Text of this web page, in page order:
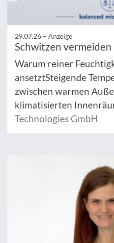
29.07.26 – Anzeige
Schwitzen
Warum reiner
ansetztSteigende
zwischen warmen
klimatisierten
Technologies GmbH